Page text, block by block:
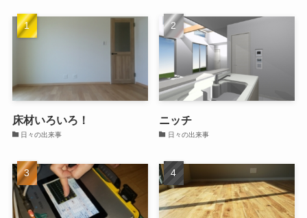
床材いろいろ！
日々の出来事
ニッチ
日々の出来事